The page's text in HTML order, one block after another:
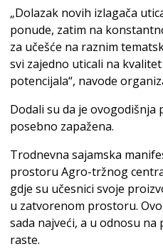
„Dolazak novih izlagača
ponude, zatim na
za učešće na raznim
svi zajedno uticali na
potencijala“, navode
Dodali su da je ovogodišnja
posebno zapažena.
Trodnevna sajamska
prostoru Agro-tržnog
gdje su učesnici svoje
u zatvorenom prostoru.
sada najveći, a u odnosu
raste.